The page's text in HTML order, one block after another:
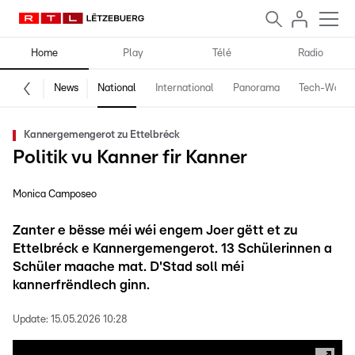
Home Play Télé Radio
News National International Panorama Tech-World
Kannergemengerot zu Ettelbréck
Politik vu Kanner fir Kanner
Monica Camposeo
Zanter e bësse méi wéi engem Joer gëtt et zu
Ettelbréck e Kannergemengerot. 13 Schülerinnen a
Schüler maache mat. D'Stad soll méi
kannerfrëndlech ginn.
Update: 15.05.2026 10:28